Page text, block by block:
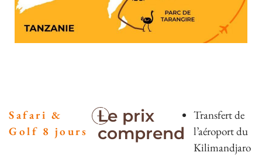
Safari &
Golf 8 jours
Le prix
comprend
Transfert de
l’aéroport du
Kilimandjaro